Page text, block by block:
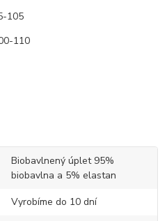
Biobavlnený úplet 95%
biobavlna a 5% elastan
Vyrobíme do 10 dní